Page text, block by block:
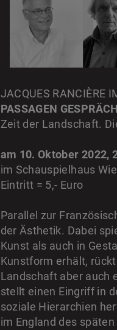
JACQUES RANCIÈRE
PASSAGEN
Zeit der Landschaft.
am 10. Oktober 2022,
im Schauspielhaus
Eintritt = 5,- Euro
Parallel zur
der Ästhetik. Dabei
Kunst als auch in
Kunstform erhält,
Landschaft aber auch
stellt einen Eingriff in
soziale Hierarchien
im England des